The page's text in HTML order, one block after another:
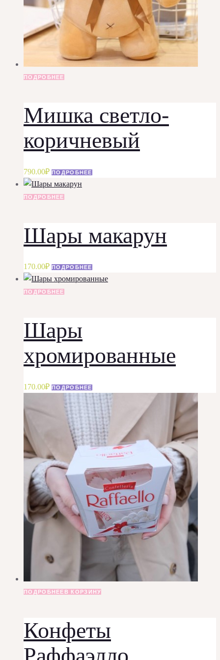
ПОДРОБНЕЕ
Мишка светло-
коричневый
790.00₽ ПОДРОБНЕЕ
ПОДРОБНЕЕ
Шары макарун
170.00₽ ПОДРОБНЕЕ
ПОДРОБНЕЕ
Шары
хромированные
170.00₽ ПОДРОБНЕЕ
ПОДРОБНЕЕ В КОРЗИНУ
Конфеты